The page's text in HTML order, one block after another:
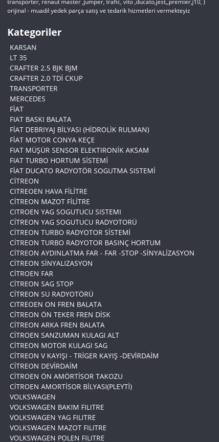
transporter, renaut master ,jumper, trafic, vito ,ducato,jest,,premier,j10, )
orijinal - muadil yedek parça satış ve tedarik hizmetleri vermekteyiz
Kategoriler
KARSAN
LT 35
CRAFTER 2.5 BJK BJM
CRAFTER 2.0 TDİ CKUP
TRANSPORTER
MERCEDES
FİAT
FIAT BASKI BALATA
FİAT DEBRIYAJ BİLYASI (HİDROLİK RULMAN)
FİAT MOTOR CONYA KEÇE
FIAT MÜŞÜR SENSOR ELEKTIRONİK AKSAM
FIAT TURBO HORTUM SİSTEMİ
FİAT DUCATO RADYOTÖR SOGUTMA SISTEMİ
CİTREON
CITREOEN HAVA FİLİTRE
CİTREON MAZOT FİLİTRE
CITROEN YAG SOGUTUCU SISTEMI
CİTREON YAG SOGUTUCU RADYOTORÜ
CİTREON TURBO RADYOTOR SİSTEMİ
CİTREON TURBO RADYOTOR BASINÇ HORTUM
CİTREON AYDINLATMA FAR - FAR -STOP -SİNYALİZASYON
CİTREON SİNYALIZASYON
CİTROEN FAR
CİTREON SAG STOP
CİTREON SU RADYOTÖRÜ
CITREOEN ON FREN BALATA
CİTREON ÖN TEKER FREN DİSK
CİTREON ARKA FREN BALATA
CİTROEN SANZUMAN KULAGI ALT
CİTREON MOTOR KULAGI SAG
CİTREON V KAYIŞI - TRİGER KAYIŞ -DEVİRDAİM
CİTREON DEVİRDAİM
CİTROEN ÖN AMÖRTİSOR TAKOZU
CİTROEN AMORTİSOR BİLYASI(PLEYTİ)
VOLKSWAGEN
VOLKSWAGEN BAKIM FILITRE
VOLKSWAGEN YAG FILITRE
VOLKSWAGEN MAZOT FILITRE
VOLKSWAGEN POLEN FILITRE